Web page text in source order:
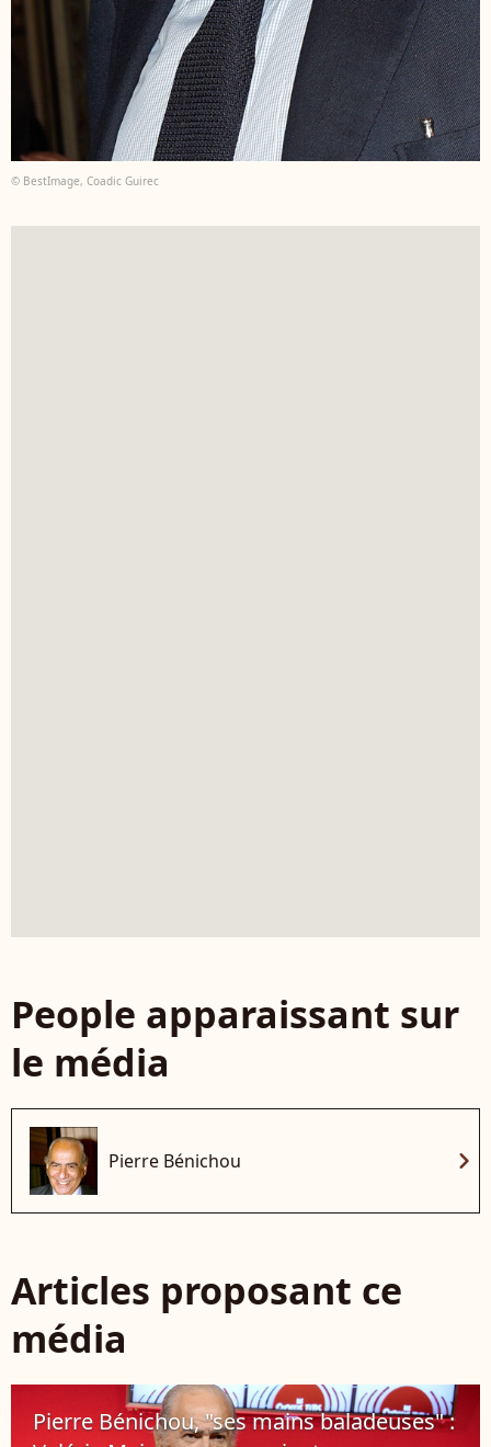
© BestImage, Coadic Guirec
People apparaissant sur
le média
Pierre Bénichou chevron_right
Articles proposant ce
média
Pierre Bénichou, "ses mains baladeuses" :